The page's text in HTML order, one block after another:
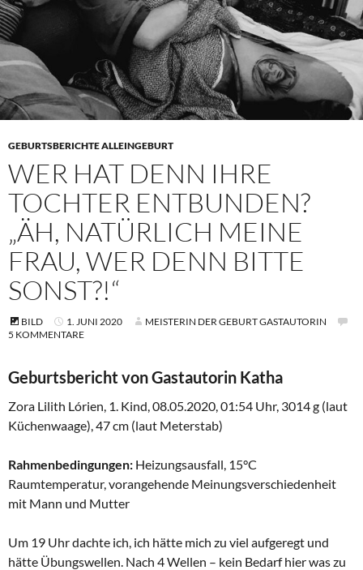
GEBURTSBERICHTE ALLEINGEBURT
WER HAT DENN IHRE
TOCHTER ENTBUNDEN?
„ÄH, NATÜRLICH MEINE
FRAU, WER DENN BITTE
SONST?!“
BILD 1. JUNI 2020
MEISTERIN DER GEBURT GASTAUTORIN
5 KOMMENTARE
Geburtsbericht von Gastautorin Katha
Zora Lilith Lórien, 1. Kind, 08.05.2020, 01:54 Uhr, 3014 g (laut
Küchenwaage), 47 cm (laut Meterstab)
Rahmenbedingungen: Heizungsausfall, 15°C
Raumtemperatur, vorangehende Meinungsverschiedenheit
mit Mann und Mutter
Um 19 Uhr dachte ich, ich hätte mich zu viel aufgeregt und
hätte Übungswellen. Nach 4 Wellen – kein Bedarf hier was zu